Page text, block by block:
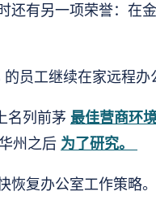
还有另一项荣誉：在
员工继续在家远程办
名列前茅 最佳营商环
州之后 为了研究。
复办公室工作策略。